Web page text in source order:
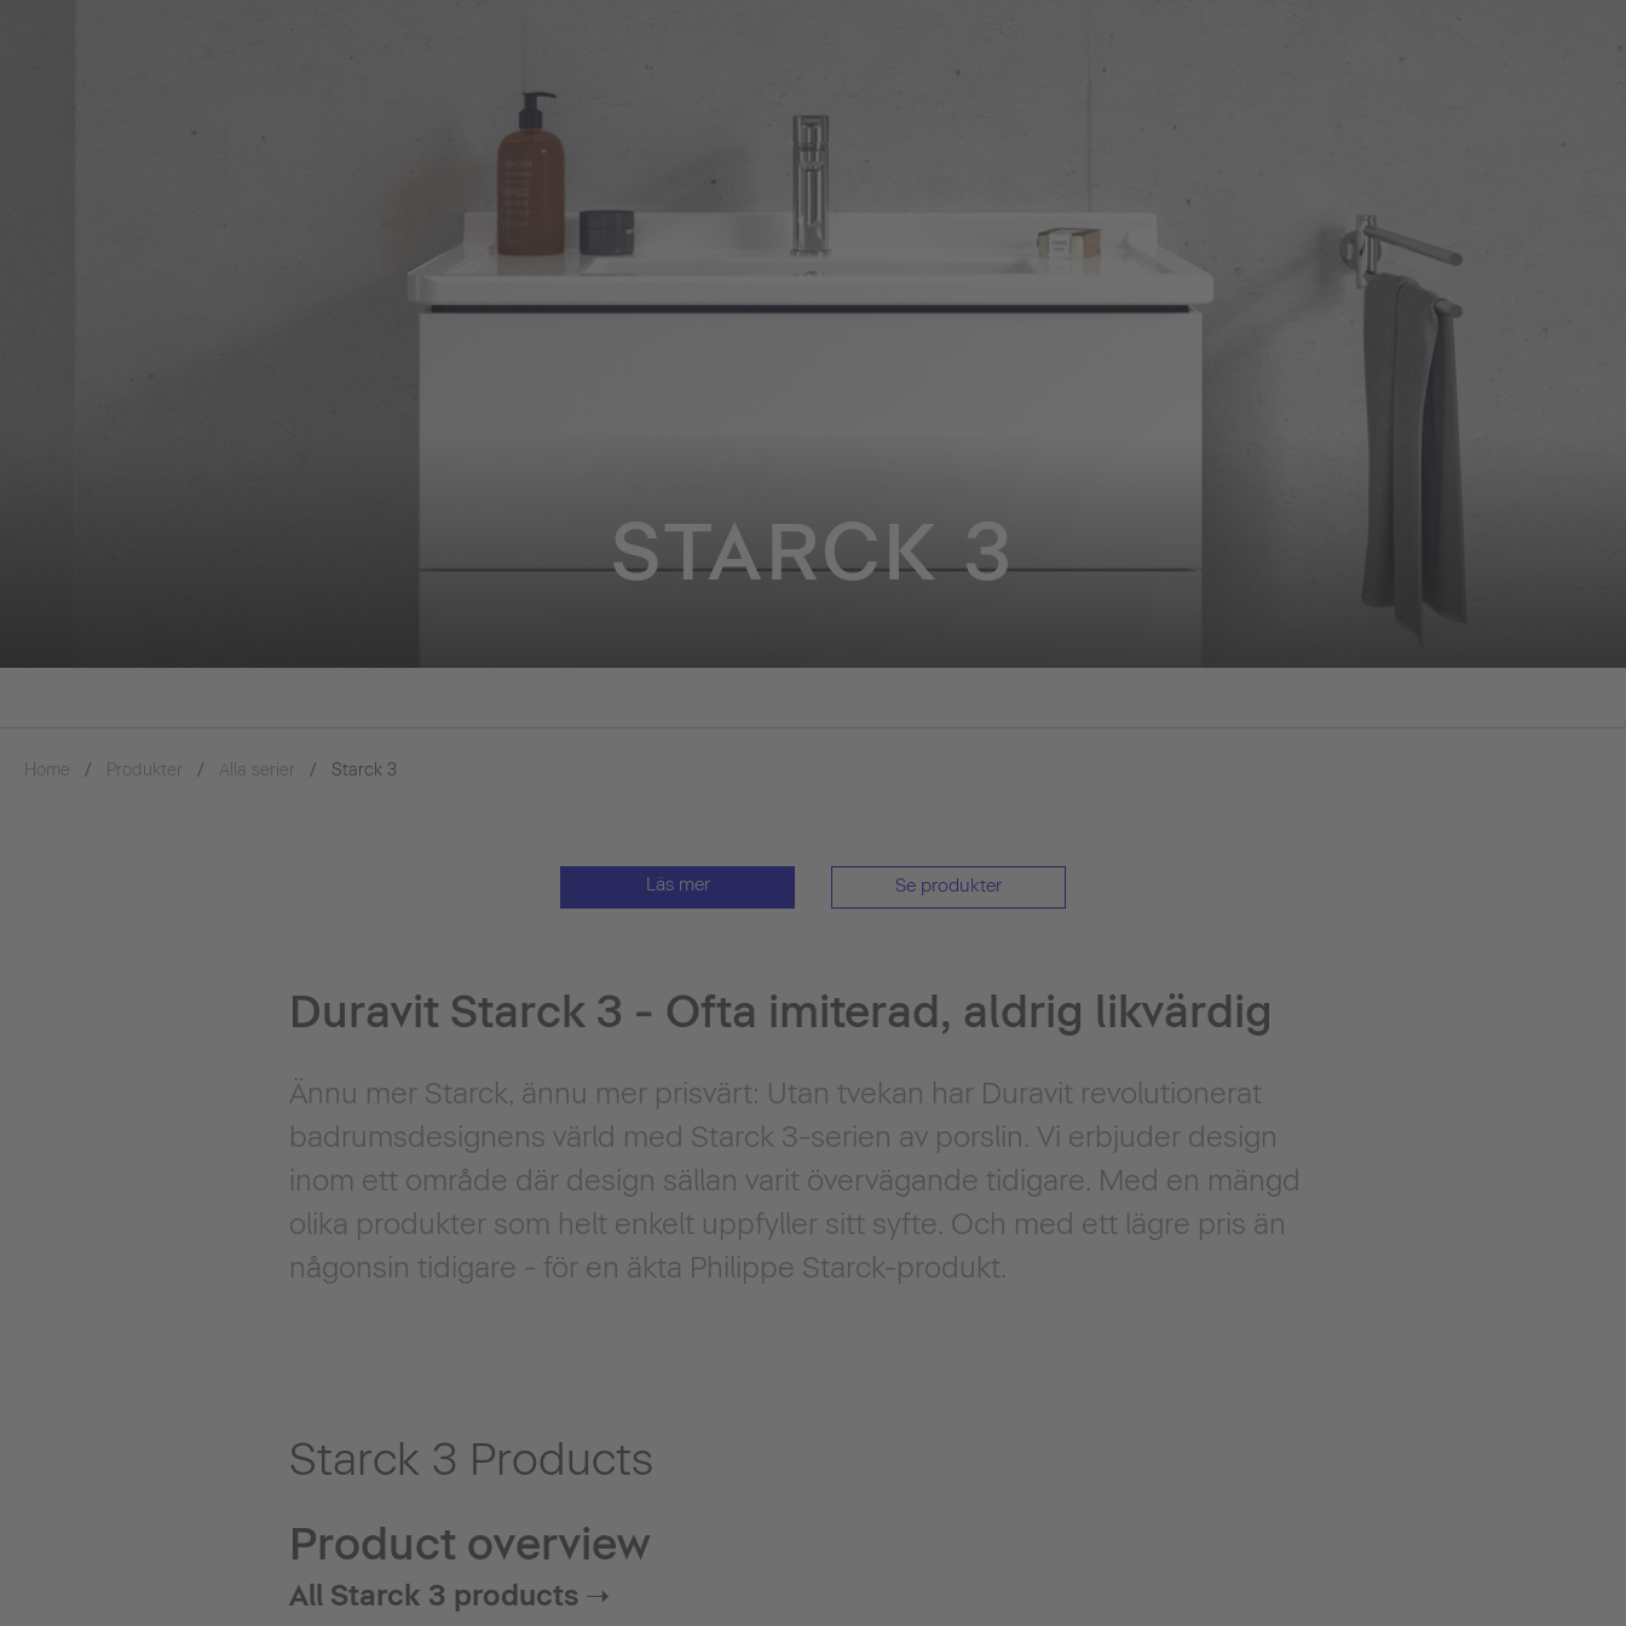
STARCK 3
Home Produkter Alla serier Starck 3
Läs mer Se produkter
Duravit Starck 3 - Ofta imiterad, aldrig likvärdig
Ännu mer Starck, ännu mer prisvärt: Utan tvekan har Duravit revolutionerat
badrumsdesignens värld med Starck 3-serien av porslin. Vi erbjuder design
inom ett område där design sällan varit övervägande tidigare. Med en mängd
olika produkter som helt enkelt uppfyller sitt syfte. Och med ett lägre pris än
någonsin tidigare - för en äkta Philippe Starck-produkt.
Starck 3 Products
Product overview
All Starck 3 products ➝